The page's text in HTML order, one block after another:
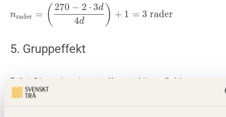
nrader = ( 270 − 2 ⋅ 3d
4d ) + 1 = 3 rader
nrader =(270 −2⋅3d4d)+1=3 a der
5. Gruppeffekt
Enligt Dimensionering av träkonstruktioner Del 1:
Ekvation 4.23